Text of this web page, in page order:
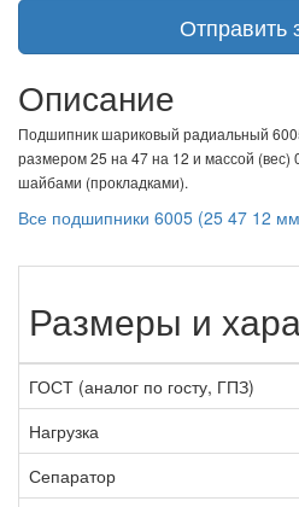
Отправить
Описание
Подшипник шариковый радиальный
размером 25 на 47 на 12 и массой (вес)
шайбами (прокладками).
Все подшипники 6005 (25 47 12
Размеры и
ГОСТ (аналог по госту, ГПЗ)
Нагрузка
Сепаратор